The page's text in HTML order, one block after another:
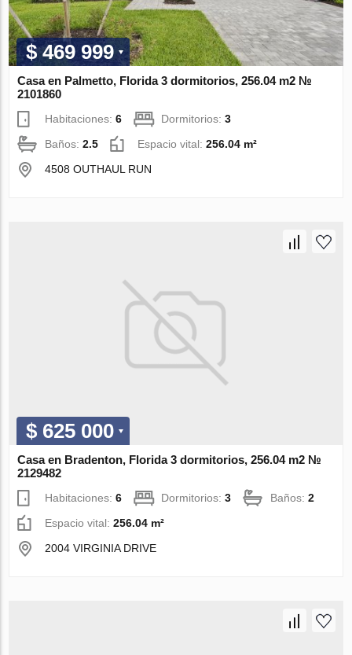
$ 469 999
Casa en Palmetto, Florida 3 dormitorios, 256.04 m2 №
2101860
Habitaciones:6 Dormitorios:3
Baños:2.5 Espacio vital:256.04 m²
4508 OUTHAUL RUN
$ 625 000
Casa en Bradenton, Florida 3 dormitorios, 256.04 m2 №
2129482
Habitaciones:6 Dormitorios:3 Baños:2
Espacio vital:256.04 m²
2004 VIRGINIA DRIVE